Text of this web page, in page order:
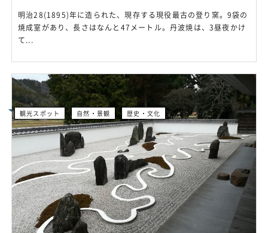
明治28(1895)年に造られた、現存する現役最古の登り窯。9袋の
焼成室があり、長さはなんと47メートル。丹波焼は、3昼夜かけ
て...
観光スポット 自然・景観 歴史・文化